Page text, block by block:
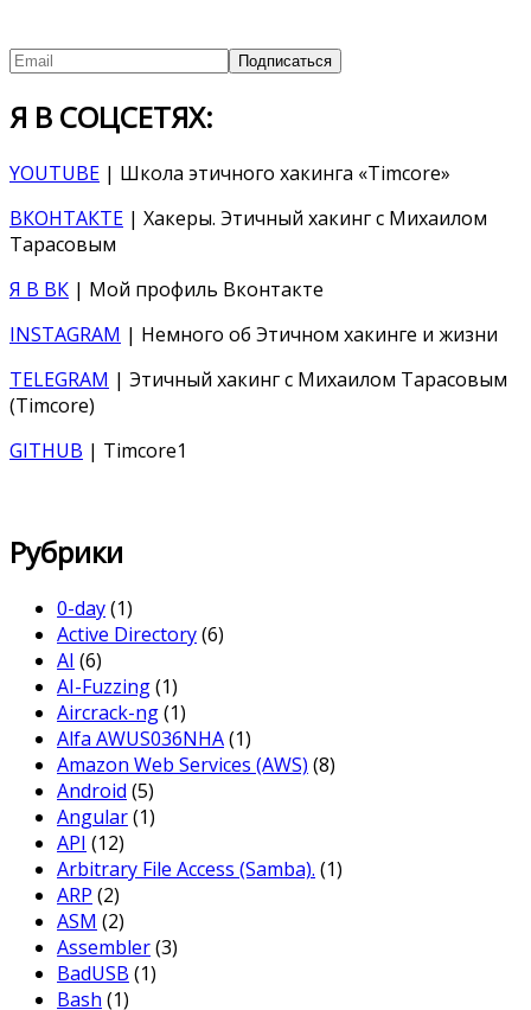
Я В СОЦСЕТЯХ:
YOUTUBE | Школа этичного хакинга «Timcore»
ВКОНТАКТЕ | Хакеры. Этичный хакинг с Михаилом
Тарасовым
Я В ВК | Мой профиль Вконтакте
INSTAGRAM | Немного об Этичном хакинге и жизни
TELEGRAM | Этичный хакинг с Михаилом Тарасовым
(Timcore)
GITHUB | Timcore1
Рубрики
0-day(1)
Active Directory(6)
AI (6)
AI-Fuzzing(1)
Aircrack-ng(1)
Alfa AWUS036NHA(1)
Amazon Web Services (AWS) (8)
Android (5)
Angular(1)
API (12)
Arbitrary File Access (Samba). (1)
ARP (2)
ASM (2)
Assembler(3)
BadUSB (1)
Bash (1)